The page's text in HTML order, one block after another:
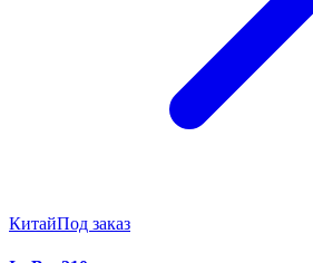
КитайПод заказ